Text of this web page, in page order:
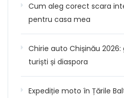
Cum aleg corect scara
pentru casa mea
Chirie auto Chișinău
turiști și diaspora
Expediție moto în Țările